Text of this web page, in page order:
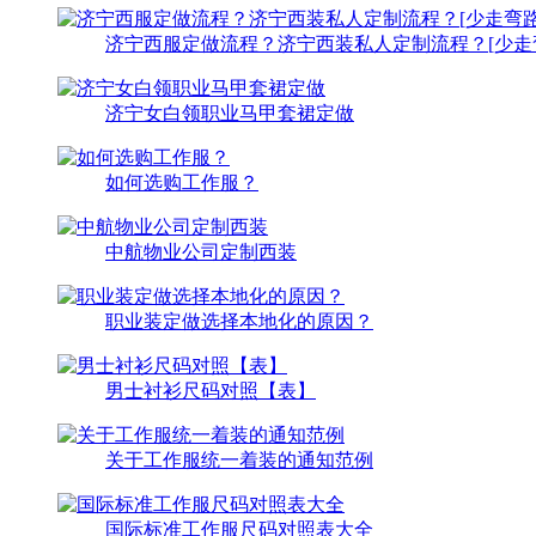
济宁西服定做流程？济宁西装私人定制流程？[少
济宁女白领职业马甲套裙定做
如何选购工作服？
中航物业公司定制西装
职业装定做选择本地化的原因？
男士衬衫尺码对照【表】
关于工作服统一着装的通知范例
国际标准工作服尺码对照表大全